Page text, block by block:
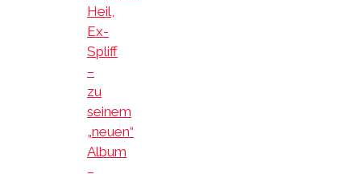
Heil,
Ex-
Spliff
–
zu
seinem
„neuen“
Album